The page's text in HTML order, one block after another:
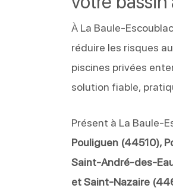
À La Baule-
réduire les risques
piscines privées
solution fiable,
Présent à La Baule-
Pouliguen (44510),
Saint-André-des-
et Saint-Nazaire